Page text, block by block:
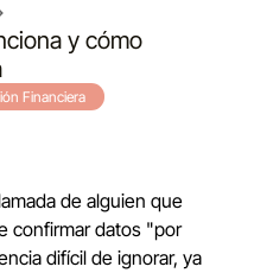
y cómo
Financiera
de alguien que
confirmar datos "por
difícil de ignorar, ya